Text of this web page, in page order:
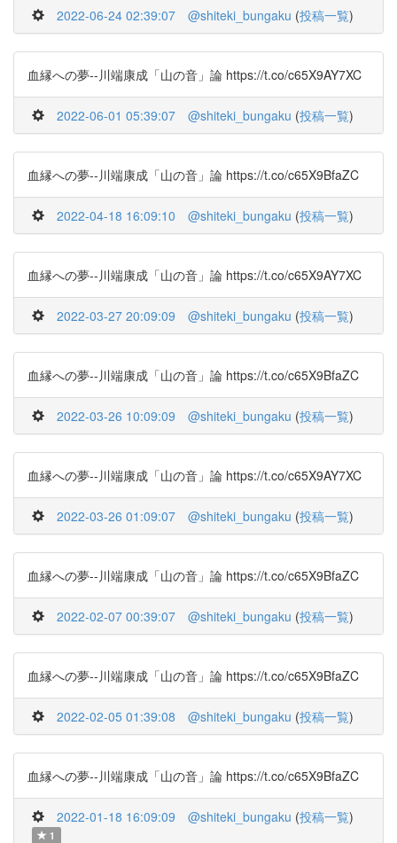
2022-06-24 02:39:07 @shiteki_bungaku (投稿一覧)
血縁への夢--川端康成「山の音」論 https://t.co/c65X9AY7XC
2022-06-01 05:39:07 @shiteki_bungaku (投稿一覧)
血縁への夢--川端康成「山の音」論 https://t.co/c65X9BfaZC
2022-04-18 16:09:10 @shiteki_bungaku (投稿一覧)
血縁への夢--川端康成「山の音」論 https://t.co/c65X9AY7XC
2022-03-27 20:09:09 @shiteki_bungaku (投稿一覧)
血縁への夢--川端康成「山の音」論 https://t.co/c65X9BfaZC
2022-03-26 10:09:09 @shiteki_bungaku (投稿一覧)
血縁への夢--川端康成「山の音」論 https://t.co/c65X9AY7XC
2022-03-26 01:09:07 @shiteki_bungaku (投稿一覧)
血縁への夢--川端康成「山の音」論 https://t.co/c65X9BfaZC
2022-02-07 00:39:07 @shiteki_bungaku (投稿一覧)
血縁への夢--川端康成「山の音」論 https://t.co/c65X9BfaZC
2022-02-05 01:39:08 @shiteki_bungaku (投稿一覧)
血縁への夢--川端康成「山の音」論 https://t.co/c65X9BfaZC
2022-01-18 16:09:09 @shiteki_bungaku (投稿一覧)
1